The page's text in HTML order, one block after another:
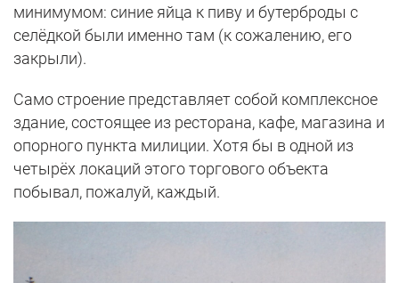
минимумом: синие яйца к пиву и бутерброды с
селёдкой были именно там (к сожалению, его
закрыли).
Само строение представляет собой комплексное
здание, состоящее из ресторана, кафе, магазина и
опорного пункта милиции. Хотя бы в одной из
четырёх локаций этого торгового объекта
побывал, пожалуй, каждый.